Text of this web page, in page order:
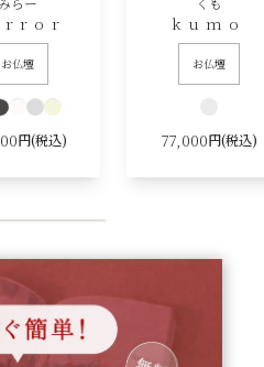
お仏壇
円(税込)
kumo
お仏壇
77,000円(税込)